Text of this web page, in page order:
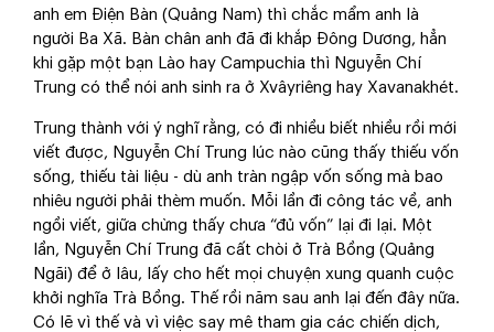
anh em Điện Bàn (Quảng Nam) thì chắc mẩm anh là
người Ba Xã. Bàn chân anh đã đi khắp Đông Dương, hẳn
khi gặp một bạn Lào hay Campuchia thì Nguyễn Chí
Trung có thể nói anh sinh ra ở Xvâyriêng hay Xavanakhét.
Trung thành với ý nghĩ rằng, có đi nhiều biết nhiều rồi mới
viết được, Nguyễn Chí Trung lúc nào cũng thấy thiếu vốn
sống, thiếu tài liệu - dù anh tràn ngập vốn sống mà bao
nhiêu người phải thèm muốn. Mỗi lần đi công tác về, anh
ngồi viết, giữa chừng thấy chưa “đủ vốn” lại đi lại. Một
lần, Nguyễn Chí Trung đã cất chòi ở Trà Bồng (Quảng
Ngãi) để ở lâu, lấy cho hết mọi chuyện xung quanh cuộc
khởi nghĩa Trà Bồng. Thế rồi năm sau anh lại đến đây nữa.
Có lẽ vì thế và vì việc say mê tham gia các chiến dịch,